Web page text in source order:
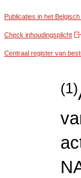
Publicaties in het
Check inhoudingsplicht
Centraal register van
(1)